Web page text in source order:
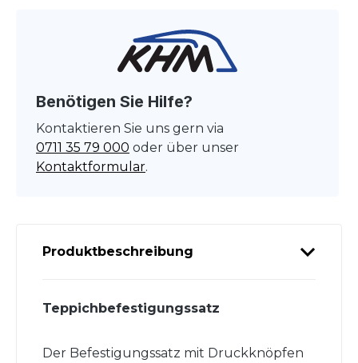
Benötigen Sie Hilfe?
Kontaktieren Sie uns gern via
0711 35 79 000 oder über unser
Kontaktformular.
Produktbeschreibung
Teppichbefestigungssatz
Der Befestigungssatz mit Druckknöpfen